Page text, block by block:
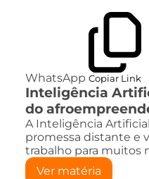
WhatsApp Copiar Link
Inteligência
do
A Inteligência
promessa distante e
trabalho para muitos
Ver matéria